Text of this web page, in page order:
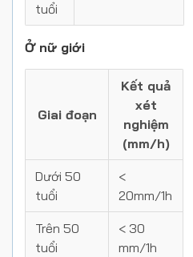
tuổi
Ở nữ giới
Giai đoạn
Kết quả
xét
nghiệm
(mm/h)
Dưới 50
tuổi
<
20mm/1h
Trên 50
tuổi
< 30
mm/1h